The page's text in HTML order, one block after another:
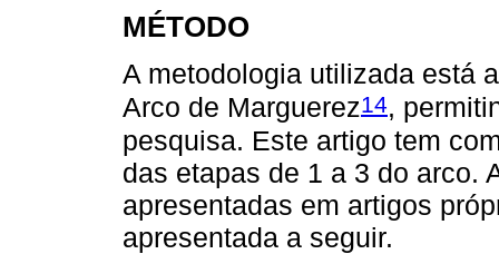
MÉTODO
A metodologia utilizada está
Arco de Marguerez14,
pesquisa. Este artigo tem
das etapas de 1 a 3 do arco.
apresentadas em artigos
apresentada a seguir.